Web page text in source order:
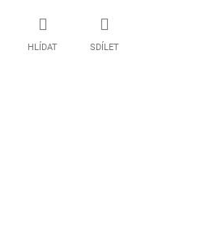
HLÍDAT SDÍLET